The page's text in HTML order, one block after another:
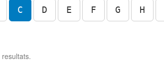
C D E F G H
resultats.